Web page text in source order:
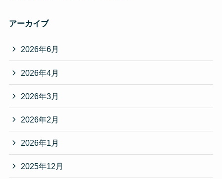
アーカイブ
2026年6月
2026年4月
2026年3月
2026年2月
2026年1月
2025年12月